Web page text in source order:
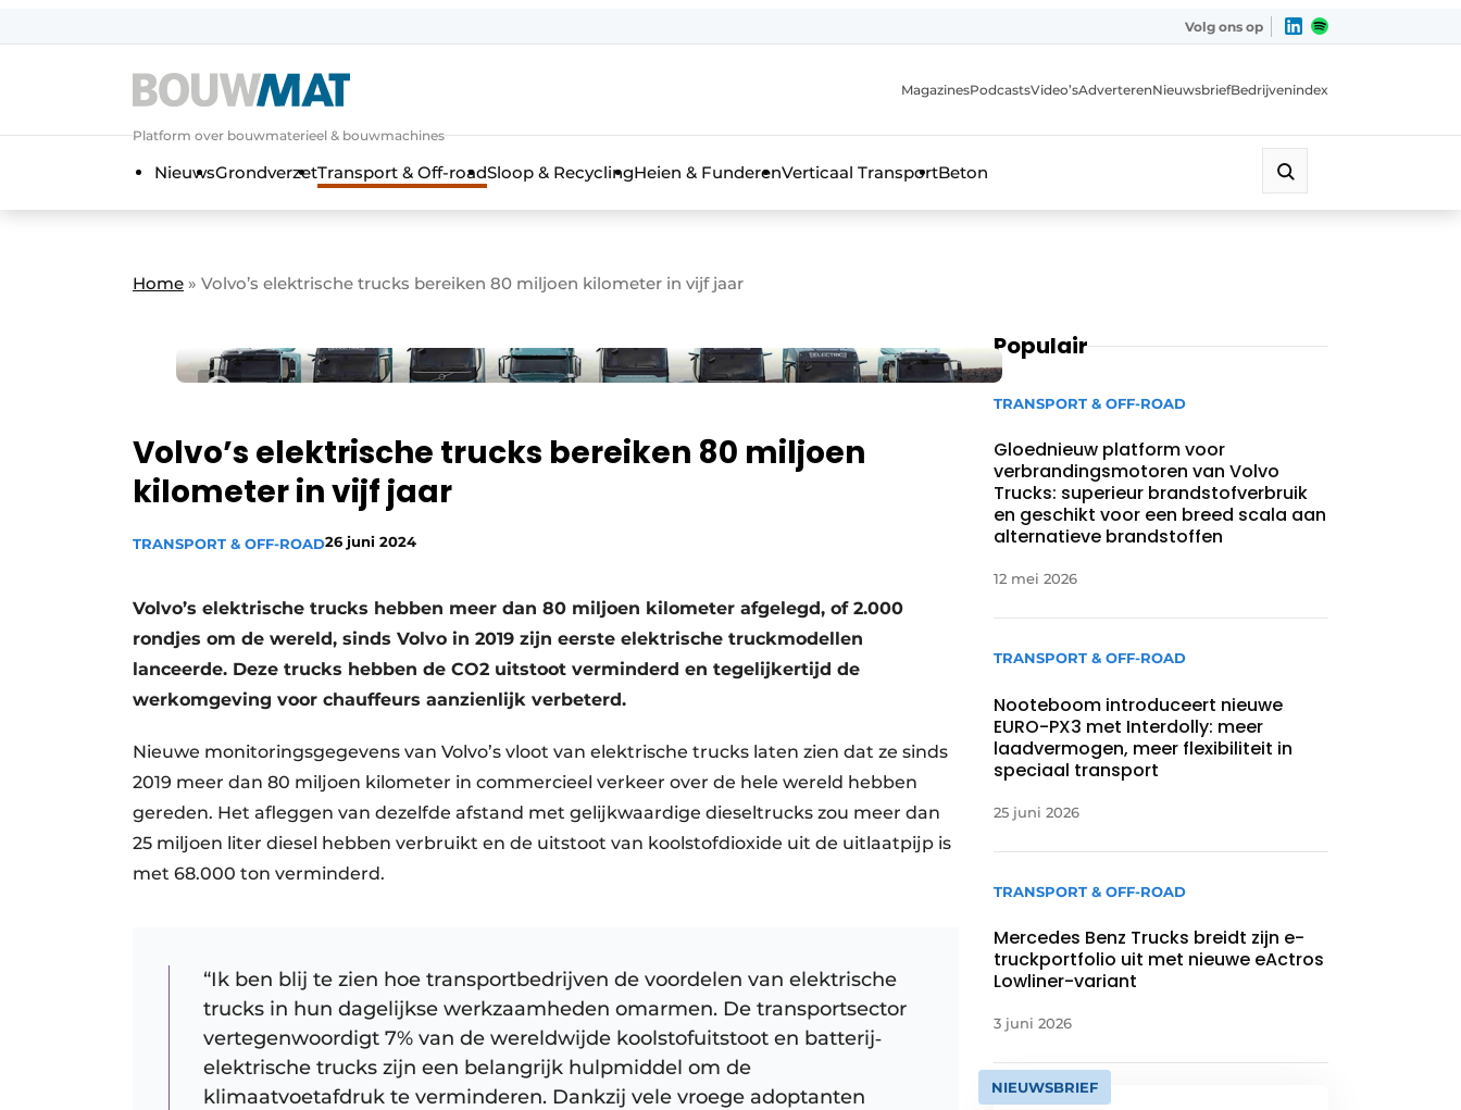
Algemene voorwaarden
BedrijvenAanmeldenAanmelden FR
Bedankt voor de aanmelding
Bedankt voor de aanmelding FR
Bedrijven
Bouwmat | Platform over bouwmaterieel & bouwmachines
Direct contact
Meest gelezen
Podcasts
Privacy / Cookie statement
Vacature aanmelden
Vacatures
Volg ons op
Platform over bouwmaterieel & bouwmachines
MagazinesPodcastsVideo’sAdverterenNieuwsbriefBedrijvenindex
NieuwsGrondverzetTransport & Off-roadSloop & RecyclingHeien & FunderenVerticaal TransportBeton
Home » Volvo’s elektrische trucks bereiken 80 miljoen kilometer in vijf jaar
Volvo’s elektrische trucks bereiken 80 miljoen
kilometer in vijf jaar
TRANSPORT & OFF-ROAD26 juni 2024
Volvo’s elektrische trucks hebben meer dan 80 miljoen kilometer afgelegd, of 2.000
rondjes om de wereld, sinds Volvo in 2019 zijn eerste elektrische truckmodellen
lanceerde. Deze trucks hebben de CO2 uitstoot verminderd en tegelijkertijd de
werkomgeving voor chauffeurs aanzienlijk verbeterd.
Nieuwe monitoringsgegevens van Volvo’s vloot van elektrische trucks laten zien dat ze sinds
2019 meer dan 80 miljoen kilometer in commercieel verkeer over de hele wereld hebben
gereden. Het afleggen van dezelfde afstand met gelijkwaardige dieseltrucks zou meer dan
25 miljoen liter diesel hebben verbruikt en de uitstoot van koolstofdioxide uit de uitlaatpijp is
met 68.000 ton verminderd.
“Ik ben blij te zien hoe transportbedrijven de voordelen van elektrische
trucks in hun dagelijkse werkzaamheden omarmen. De transportsector
vertegenwoordigt 7% van de wereldwijde koolstofuitstoot en batterij‐
elektrische trucks zijn een belangrijk hulpmiddel om de
klimaatvoetafdruk te verminderen. Dankzij vele vroege adoptanten
Populair
TRANSPORT & OFF-ROAD
Gloednieuw platform voor
verbrandingsmotoren van Volvo
Trucks: superieur brandstofverbruik
en geschikt voor een breed scala aan
alternatieve brandstoffen
12 mei 2026
TRANSPORT & OFF-ROAD
Nooteboom introduceert nieuwe
EURO-PX3 met Interdolly: meer
laadvermogen, meer flexibiliteit in
speciaal transport
25 juni 2026
TRANSPORT & OFF-ROAD
Mercedes Benz Trucks breidt zijn e-
truckportfolio uit met nieuwe eActros
Lowliner-variant
3 juni 2026
NIEUWSBRIEF